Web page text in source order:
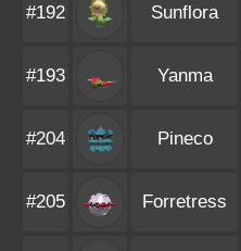
#192 Sunflora
#193 Yanma
#204 Pineco
#205 Forretress